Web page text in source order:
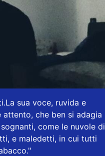
sua voce, ruvida e
che ben si adagia
come le nuvole di
e maledetti, in cui tutti